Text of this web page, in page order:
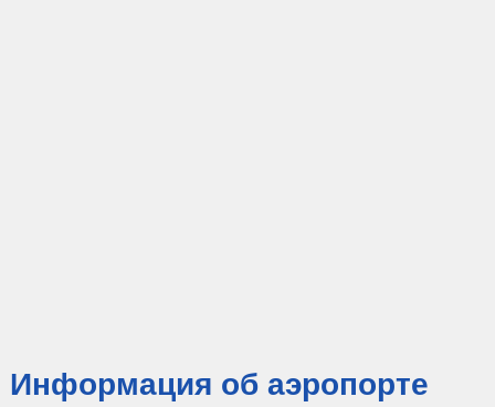
Информация об аэропорте